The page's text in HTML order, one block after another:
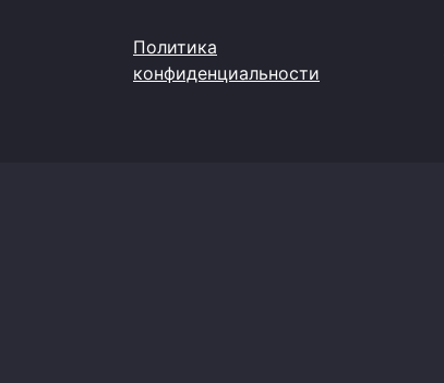
Политика
конфиденциальности